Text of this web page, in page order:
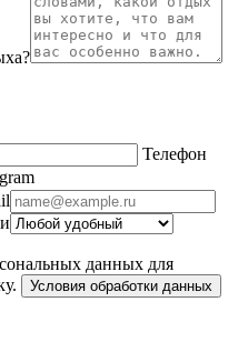
Телефон
данных для
Условия обработки данных